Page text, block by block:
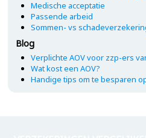
Medische acceptatie
Passende arbeid
Sommen- vs
Blog
Verplichte AOV voor zzp-ers
Wat kost een AOV?
Handige tips om te besparen